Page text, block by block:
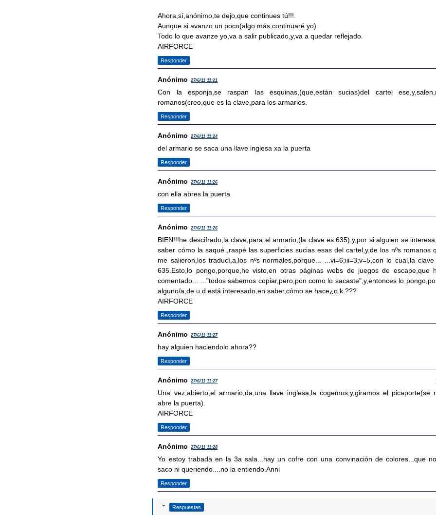
Ahora,sí,anónimo,te dejo,que continues tú!!!.
Aunque si avanzo un poco(algo más,continuaré yo).
Todo lo que avanze yo,va a salir publicado,y,va a quedar reflejado.
AIRFORCE
Responder
Anónimo 27/6/11 11:21
Con la esponja,se raspan las esquinas,(que,están sucias)del cartel
romanos(creo,que es la clave,para los armarios.
Responder
Anónimo 27/6/11 11:24
del armario se saca una llave inglesa xa la puerta
Responder
Anónimo 27/6/11 11:26
con ella abres la puerta
Responder
Anónimo 27/6/11 11:26
BIEN!!!he descifrado,la clave,para el armario,(la clave es:635),y,por si alguien se
saber cómo la saqué ,raspé las superficies sucias esas del cartel,y,de los nºs romanos
me salieron,los traducí,a,los nºs normales,porque... ...vi=6;iii=3;v=5,con lo cual,la
635.Esto,lo pongo,porque,he visto,en otras páginas webs de juegos de escape,que
comentado... ..."todos sabemos copiar,pero,pon como lo sacaste",y,entonces lo
alguno/a,de u.d.está interesado,en saber,cómo se hace¿o.k.???
AIRFORCE
Responder
Anónimo 27/6/11 11:27
hay alguien haciendolo ahora??
Responder
Anónimo 27/6/11 11:27
Una vez,abierto,el armario,da,una llave inglesa,la cogemos,y,giramos el picaporte(se
abre la puerta).
AIRFORCE
Responder
Anónimo 27/6/11 11:28
Yo estoy trabada en la 3a sala...hay un cofre con una convinación de colores...que
saco ni queriendo....no la entiendo.Anni
Responder
Respuestas